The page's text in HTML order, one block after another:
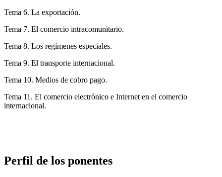
Tema 6. La exportación.
Tema 7. El comercio intracomunitario.
Tema 8. Los regímenes especiales.
Tema 9. El transporte internacional.
Tema 10. Medios de cobro pago.
Tema 11. El comercio electrónico e Internet en el comercio
internacional.
Perfil de los ponentes